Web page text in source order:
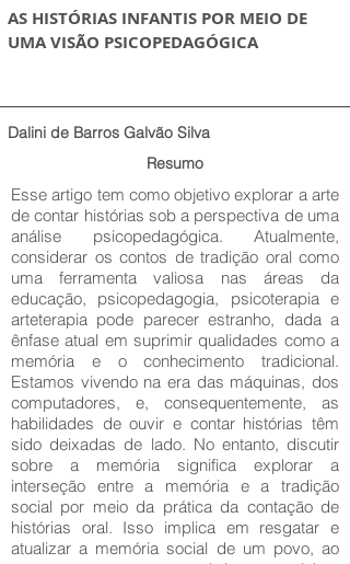
AS HISTÓRIAS INFANTIS POR MEIO DE
UMA VISÃO PSICOPEDAGÓGICA
Dalini de Barros Galvão Silva
Resumo
Esse artigo tem como objetivo explorar a arte
de contar histórias sob a perspectiva de uma
análise psicopedagógica. Atualmente,
considerar os contos de tradição oral como
uma ferramenta valiosa nas áreas da
educação, psicopedagogia, psicoterapia e
arteterapia pode parecer estranho, dada a
ênfase atual em suprimir qualidades como a
memória e o conhecimento tradicional.
Estamos vivendo na era das máquinas, dos
computadores, e, consequentemente, as
habilidades de ouvir e contar histórias têm
sido deixadas de lado. No entanto, discutir
sobre a memória significa explorar a
interseção entre a memória e a tradição
social por meio da prática da contação de
histórias oral. Isso implica em resgatar e
atualizar a memória social de um povo, ao